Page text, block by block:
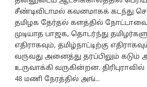
சீண்டிவிடாமல் கவனமாகக் கடந்து
தமிழக தேர்தல் களத்தில்
முடியாத பாஜக, தொடர்ந்து
எதிராகவும், தமிழ்நாட்டிற்கு
வருவது அனைத்து தரப்பிலும் கடும்
உருவாக்கி வருகின்றன.
48 மணி நேரத்தில் அங்...